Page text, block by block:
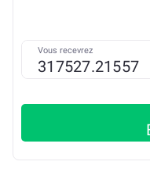
Vous recevrez